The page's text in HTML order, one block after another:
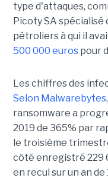
type d'attaques,
Picoty SA
pétroliers à qui il
500 000 eurospour
Les chiffres des
Selon Malwarebytes
ransomware a
2019 de 365% par
le troisième
côté enregistré 229
en recul sur un an